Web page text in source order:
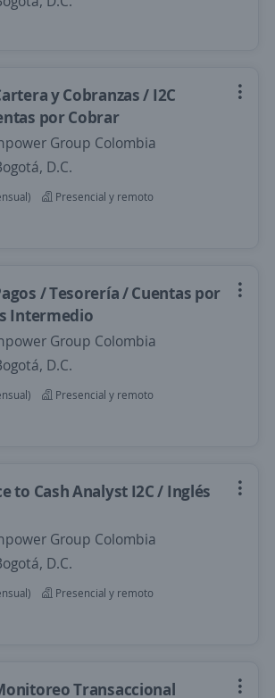
y Cobranzas / I2C
por Cobrar
Group Colombia
D.C.
Presencial y remoto
/ Tesorería / Cuentas por
Intermedio
Group Colombia
D.C.
Presencial y remoto
to Cash Analyst I2C / Inglés
Group Colombia
D.C.
Presencial y remoto
Transaccional